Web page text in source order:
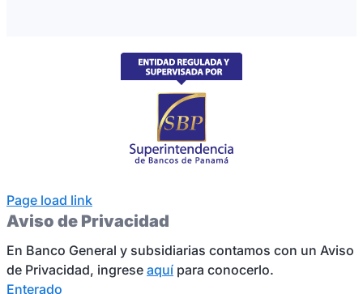
Page load link
Aviso de Privacidad
En Banco General y subsidiarias contamos con un Aviso
de Privacidad, ingrese aquí para conocerlo.
Enterado